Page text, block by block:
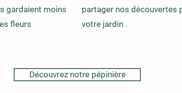
gardaient moins
fleurs
partager nos découvertes
votre jardin .
Découvrez notre pépinière